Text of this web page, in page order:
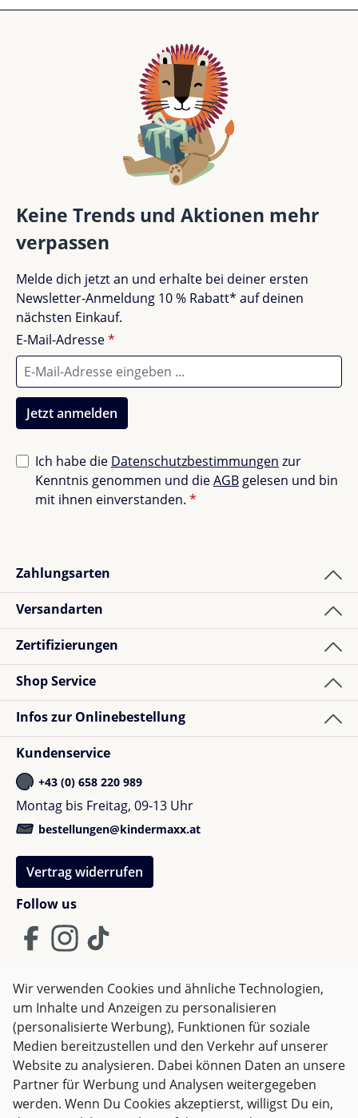
Keine Trends und Aktionen mehr
verpassen
Melde dich jetzt an und erhalte bei deiner ersten
Newsletter-Anmeldung 10 % Rabatt* auf deinen
nächsten Einkauf.
E-Mail-Adresse*
Jetzt anmelden
Ich habe die Datenschutzbestimmungen zur
Kenntnis genommen und dieAGB gelesen und bin
mit ihnen einverstanden. *
Zahlungsarten
Versandarten
Zertifizierungen
Follow us
Shop Service
Infos zur Onlinebestellung
Kundenservice
+43 (0) 658 220 989
Montag bis Freitag, 09-13 Uhr
bestellungen@kindermaxx.at
Vertrag widerrufen
AGB Impressum
Datenschutz
Widerrufsrecht
Alle Preise inkl. gesetzl. Mehrwertsteuer zzgl.Versandkosten
und ggf. Nachnahmegebühren, wenn nicht anders
Wir verwenden Cookies und ähnliche Technologien,
um Inhalte und Anzeigen zu personalisieren
(personalisierte Werbung), Funktionen für soziale
Medien bereitzustellen und den Verkehr auf unserer
Website zu analysieren. Dabei können Daten an unsere
Partner für Werbung und Analysen weitergegeben
werden. Wenn Du Cookies akzeptierst, willigst Du ein,